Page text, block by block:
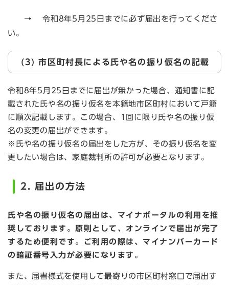
→
令和8年5月25日までに必ず届出を行ってくださ
い。
(3) 市区町村長による氏や名の振り 仮名の記載​
令和8年5月25日までに届出が無かった場合、通知書に記
載された氏や名の振り仮名を本籍地市区町村において戸籍
に順次記載します。この場合、1回に限り氏や名の振り仮
名の変更の届出ができます。
※氏や名の振り仮名の届出をした方が、その振り仮名を変
更したい場合は、家庭裁判所の許可が必要となります。
2. 届出の方法
氏や名の振り仮名の届出は、マイナポータルの利用を推
奨しております。原則として、オンラインで届出が完了
するため便利です。ご利用の際は、マイナンバーカード
の暗証番号入力が必要になります。
また、届書様式を使用して最寄りの市区町村窓口で届出す